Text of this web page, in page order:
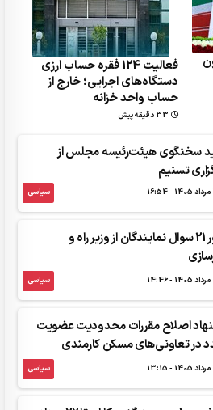
فعالیت 124 فقره حساب ارزی
دستگاه‌های اجرایی؛ خارج از
حساب واحد خزانه
33 دقیقه پیش
سخنگوی هیئت‌رئیسه مجلس از
تسنیم
سیاسی
محور 21 سوال نمایندگان از وزیر راه و
سیاسی
اصلاح مقررات محدودیت عضویت
در تعاونی‌های مسکن کارمندی
سیاسی